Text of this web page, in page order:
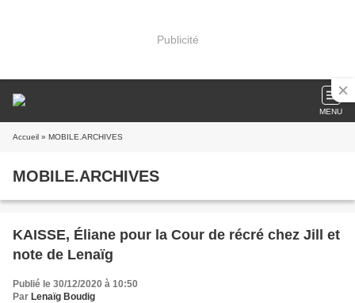
Publicité
MENU
Accueil » MOBILE.ARCHIVES
MOBILE.ARCHIVES
KAISSE, Éliane pour la Cour de récré chez Jill et
note de Lenaïg
Publié le 30/12/2020 à 10:50
Par Lenaïg Boudig